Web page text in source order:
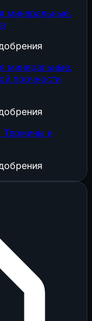
минеральные.
минеральные.
прочности
и